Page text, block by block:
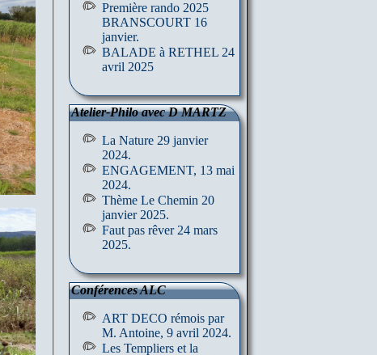
Première rando 2025
BRANSCOURT 16
janvier.
BALADE à RETHEL 24
avril 2025
Atelier-Philo avec D MARTZ
La Nature 29 janvier
2024.
ENGAGEMENT, 13 mai
2024.
Thème Le Chemin 20
janvier 2025.
Faut pas rêver 24 mars
2025.
Conférences ALC
ART DECO rémois par
M. Antoine, 9 avril 2024.
Les Templiers et la